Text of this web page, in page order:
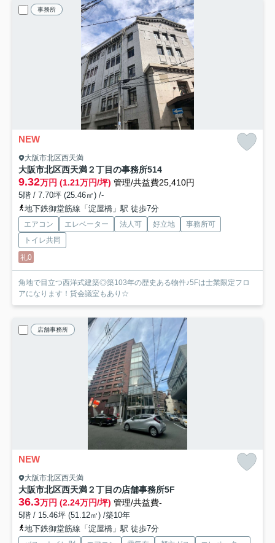
事務所
NEW
大阪市北区西天満
大阪市北区西天満２丁目の事務所514
9.32万円 (1.21万円/坪) 管理/共益費25,410円
5階 / 7.70坪 (25.46㎡) /-
地下鉄御堂筋線「淀屋橋」駅 徒歩7分
エアコン エレベーター 法人可 好立地
事務所可
トイレ共同
礼0
角地で目立つ西洋式建築◎築103年の歴史ある物件♪5Fは士業限定フロ
アになります！貸会議室もあり☆
店舗事務所
NEW
大阪市北区西天満
大阪市北区西天満２丁目の店舗事務所5F
36.3万円 (2.24万円/坪) 管理/共益費-
5階 / 15.46坪 (51.12㎡) /築10年
地下鉄御堂筋線「淀屋橋」駅 徒歩7分